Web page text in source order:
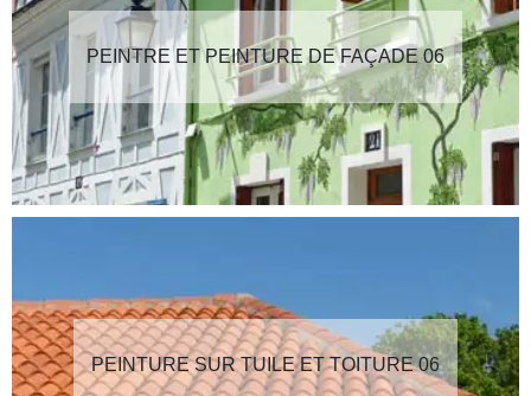
PEINTRE ET PEINTURE DE FAÇADE 06
PEINTURE SUR TUILE ET TOITURE 06